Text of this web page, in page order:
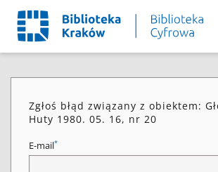
Zgłoś błąd związany z obiektem:
Huty 1980. 05. 16, nr 20
E-mail*